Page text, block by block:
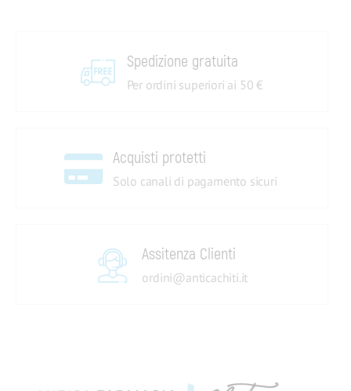
Spedizione gratuita
Per ordini superiori ai 50 €
Acquisti protetti
Solo canali di pagamento sicuri
Assitenza Clienti
ordini@anticachiti.it